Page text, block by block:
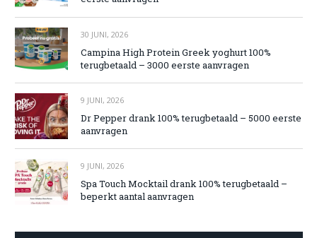
30 JUNI, 2026
Campina High Protein Greek yoghurt 100%
terugbetaald – 3000 eerste aanvragen
9 JUNI, 2026
Dr Pepper drank 100% terugbetaald – 5000 eerste
aanvragen
9 JUNI, 2026
Spa Touch Mocktail drank 100% terugbetaald –
beperkt aantal aanvragen